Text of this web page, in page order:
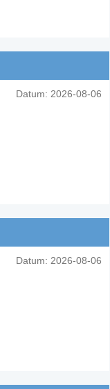
Datum: 2026-08-06
Datum: 2026-08-06